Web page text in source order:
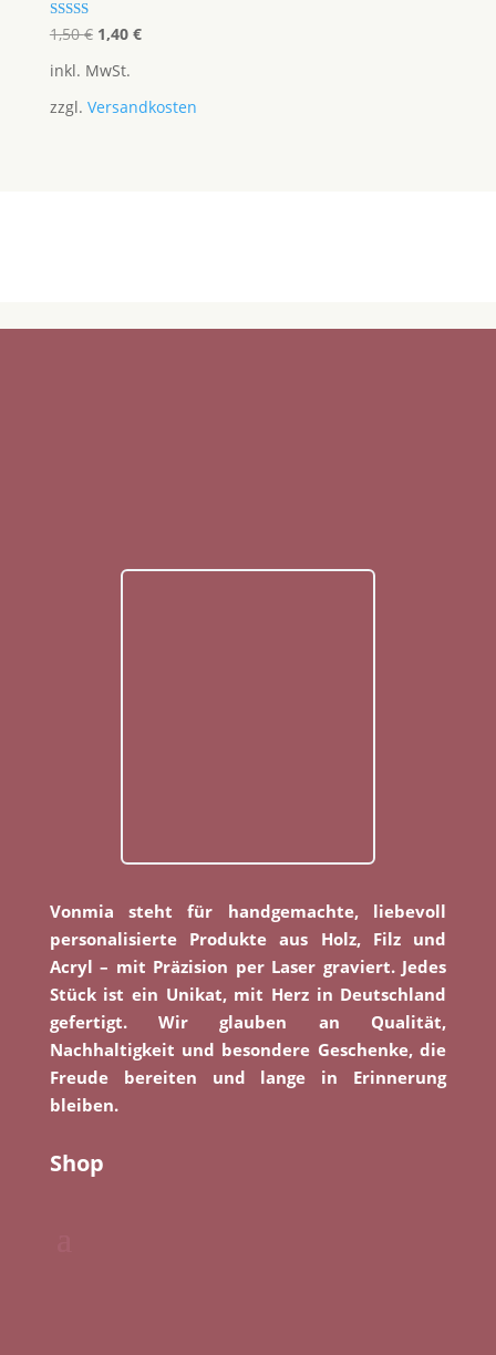
Bewertet
mit
von 5
1,50€ Ursprünglicher
war:
1,50 €
1,40 €Aktueller
1,40 €.
inkl. MwSt.
zzgl. Versandkosten
Vonmia steht für handgemachte, liebevoll
personalisierte Produkte aus Holz, Filz und
Acryl – mit Präzision per Laser graviert. Jedes
Stück ist ein Unikat, mit Herz in Deutschland
gefertigt. Wir glauben an Qualität,
Nachhaltigkeit und besondere Geschenke, die
Freude bereiten und lange in Erinnerung
bleiben.
Shop